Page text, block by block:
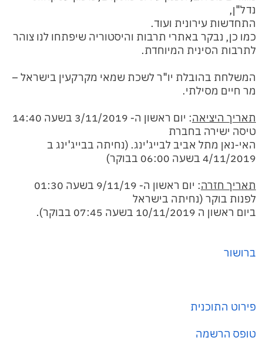
נדל"ן,
התחדשות עירונית ועוד.
כמו כן, נבקר באתרי תרבות והיסטוריה שיפתחו לנו צוהר
לתרבות הסינית המיוחדת.
המשלחת בהובלת יו"ר לשכת שמאי מקרקעין בישראל –
מר חיים מסילתי.
תאריך היציאה
: יום ראשון ה- 3/11/2019 בשעה 14:40
טיסה ישירה בחברת
האי-נאן מתל אביב לבייג'ינג. (נחיתה בבייג'ינג ב
4/11/2019 בשעה 06:00 בבוקר)
תאריך חזרה
: יום ראשון ה- 9/11/19 בשעה 01:30
לפנות בוקר (נחיתה בישראל
ביום ראשון ה 10/11/2019 בשעה 07:45 בבוקר).
ברושור
פירוט התוכנית
טופס הרשמה